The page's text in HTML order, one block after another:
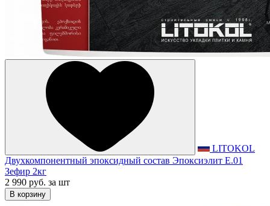
LITOKOL
Двухкомпонентный эпоксидный состав Эпоксиэлит E.01
Зефир 2кг
2 990 руб. за шт
В корзину